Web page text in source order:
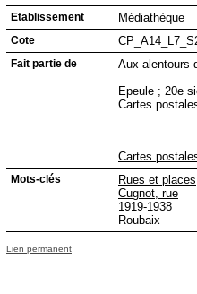
Etablissement Médiathèque
Cote
Fait partie de
Aux alentours
Epeule ; 20e
Cartes
Cartes
Mots-clés Rues et places
Cugnot, rue
1919-1938
Roubaix
Lien permanent